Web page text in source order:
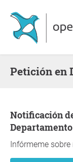
Petición
Notificación de nuevas peticiones en
Infórmeme